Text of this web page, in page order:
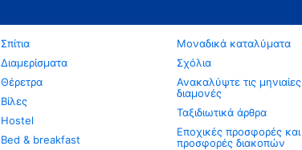
Σπίτια
Διαμερίσματα
Θέρετρα
Βίλες
Hostel
Bed & breakfast
Μοναδικά καταλύματα
Σχόλια
Ανακαλύψτε τις μηνιαίες
διαμονές
Ταξιδιωτικά άρθρα
Εποχικές προσφορές και
προσφορές διακοπών